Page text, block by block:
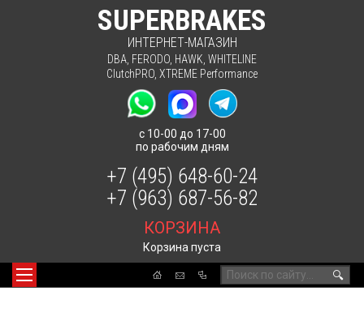
SUPERBRAKES
ИНТЕРНЕТ-МАГАЗИН
DBA FERODO HAWK WHITELINE
ClutchPRO XTREME Performance
с 10-00 до 17-00
по рабочим дням
🔍
КОРЗИНА
Корзина пуста
+7 (495) 648-60-24
+7 (963) 687-56-82